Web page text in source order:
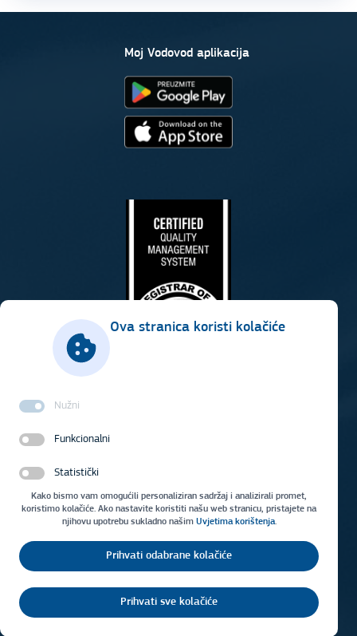
Moj Vodovod aplikacija
Uvjeti korištenja Impresum
Copyright © 2026 Vodovod Osijek d.o.o.
Ova stranica koristi kolačiće
Nužni
Funkcionalni
Statistički
Kako bismo vam omogućili personaliziran sadržaj i analizirali promet,
koristimo kolačiće. Ako nastavite koristiti našu web stranicu, pristajete na
njihovu upotrebu sukladno našim Uvjetima korištenja.
Prihvati odabrane kolačiće
Prihvati sve kolačiće